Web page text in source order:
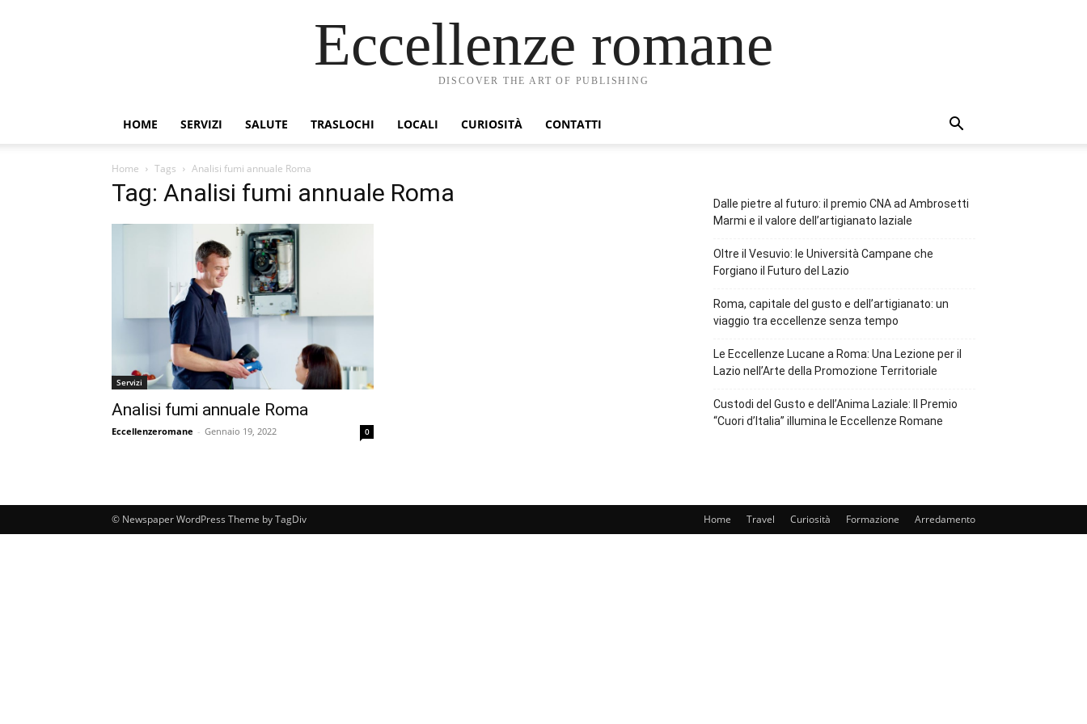
Eccellenze romane
DISCOVER THE ART OF PUBLISHING
HOME SERVIZI SALUTE TRASLOCHI LOCALI CURIOSITÀ CONTATTI
Home Tags Analisi fumi annuale Roma
Tag: Analisi fumi annuale Roma
Servizi
Analisi fumi annuale Roma
Eccellenzeromane - Gennaio 19, 2022 0
Dalle pietre al futuro: il premio CNA ad Ambrosetti
Marmi e il valore dell’artigianato laziale
Oltre il Vesuvio: le Università Campane che
Forgiano il Futuro del Lazio
Roma, capitale del gusto e dell’artigianato: un
viaggio tra eccellenze senza tempo
Le Eccellenze Lucane a Roma: Una Lezione per il
Lazio nell’Arte della Promozione Territoriale
Custodi del Gusto e dell’Anima Laziale: Il Premio
“Cuori d’Italia” illumina le Eccellenze Romane
Home Travel Curiosità Formazione Arredamento
© Newspaper WordPress Theme by TagDiv